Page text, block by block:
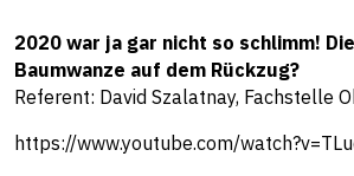
2020 war ja gar nicht so schlimm!
Baumwanze auf dem Rückzug?
Referent: David Szalatnay, Fachstelle
https://www.youtube.com/